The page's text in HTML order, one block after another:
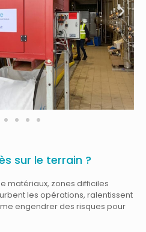
sur le terrain ?
matériaux, zones difficiles
les opérations, ralentissent
engendrer des risques pour